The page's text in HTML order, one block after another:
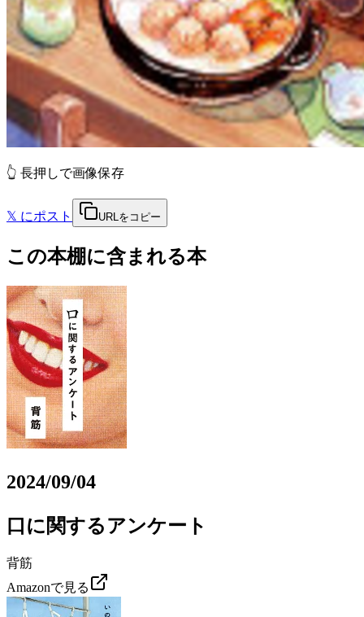
👆 長押しで画像保存
𝕏 にポスト URLをコピー
この本棚に含まれる本
2024/09/04
口に関するアンケート
背筋
Amazonで見る